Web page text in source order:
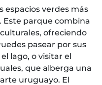
espacios verdes más
parque combina
ofreciendo
pasear por sus
lago, o visitar el
que alberga una
uruguayo. El